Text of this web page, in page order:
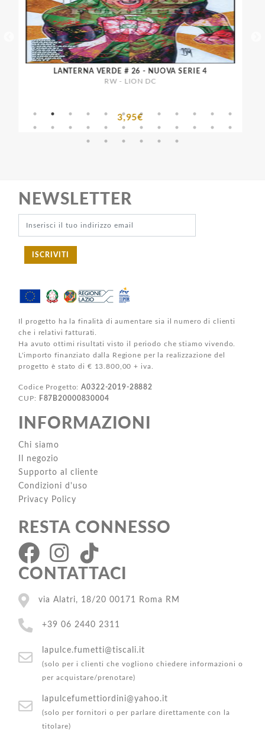
LANTERNA VERDE # 26 - NUOVA SERIE 4
RW - LION DC
3,95€
NEWSLETTER
ISCRIVITI
Il progetto ha la finalità di aumentare sia il numero di clienti
che i relativi fatturati.
Ha avuto ottimi risultati visto il periodo che stiamo vivendo.
L'importo finanziato dalla Regione per la realizzazione del
progetto è stato di € 13.800,00 + iva.
Codice Progetto:A0322-2019-28882
CUP:
F87B20000830004
INFORMAZIONI
Chi siamo
Il negozio
Supporto al cliente
Condizioni d'uso
Privacy Policy
RESTA CONNESSO
CONTATTACI
via Alatri, 18/20 00171 Roma RM
+39 06 2440 2311
lapulce.fumetti@tiscali.it
(solo per i clienti che vogliono chiedere informazioni o
per acquistare/prenotare)
lapulcefumettiordini@yahoo.it
(solo per fornitori o per parlare direttamente con la
titolare)